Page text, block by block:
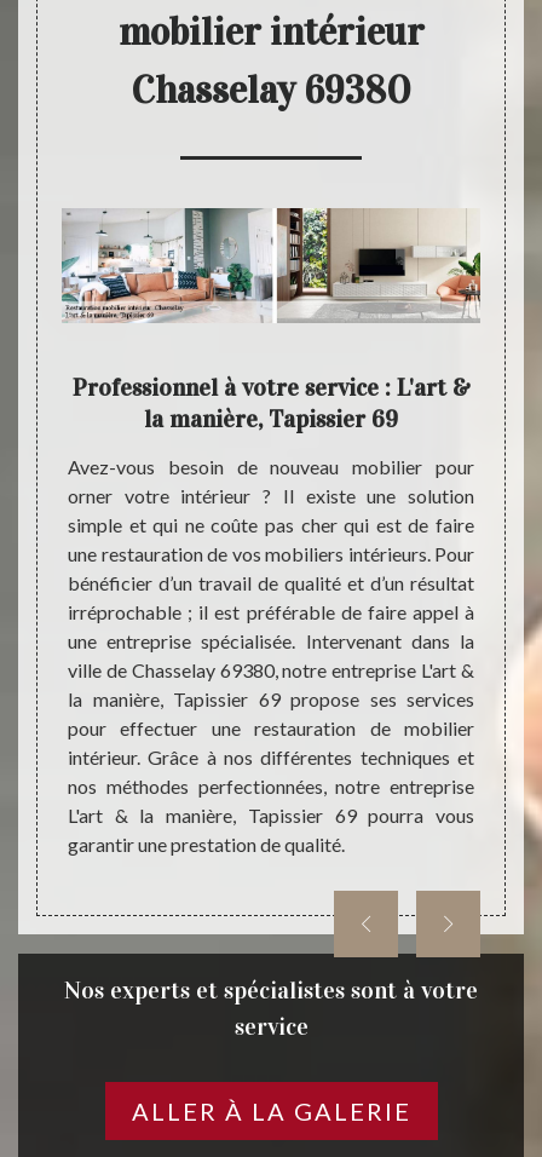
mobilier intérieur
Chasselay 69380
de
une
non
& la
et
vos
vos
et
à
Professionnel à votre service : L'art &
la manière, Tapissier 69
Avez-vous besoin de nouveau mobilier pour
orner votre intérieur ? Il existe une solution
simple et qui ne coûte pas cher qui est de faire
une restauration de vos mobiliers intérieurs. Pour
bénéficier d’un travail de qualité et d’un résultat
irréprochable ; il est préférable de faire appel à
une entreprise spécialisée. Intervenant dans la
ville de Chasselay 69380, notre entreprise L'art &
la manière, Tapissier 69 propose ses services
pour effectuer une restauration de mobilier
intérieur. Grâce à nos différentes techniques et
nos méthodes perfectionnées, notre entreprise
L'art & la manière, Tapissier 69 pourra vous
garantir une prestation de qualité.
est
et
Nos experts et spécialistes sont à votre
service
ALLER À LA GALERIE